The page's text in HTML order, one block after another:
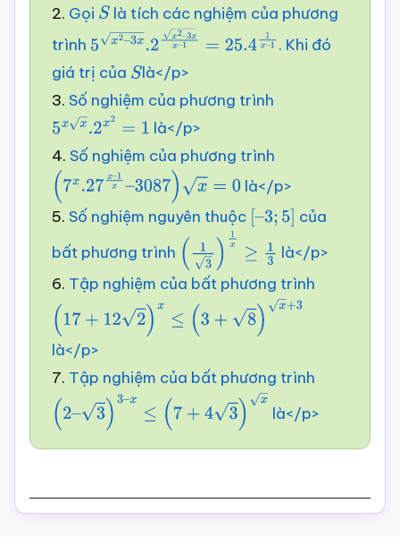
2. Gọi S là tích các nghiệm của phương
trình 5 x 2 3x.2 2– xx –
1 =25.41x–1
. Khi đó
giá trị của Slà</p>
3. Số nghiệm của phương trình
5xx .2x2 1
là</p>
4. Số nghiệm của phương trình
( 7x.27x – x–3087)x= 0
là</p>
5. Số nghiệm nguyên thuộc [–
3 5]
của
bất phương trình ( 13)1 x 3
là</p>
6. Tập nghiệm của bất phương trình
( 17+ 12 2)x≤ (3+ )x +3
là</p>
7. Tập nghiệm của bất phương trình
( 2–3)3 – 7+ 4 3 )x là</p>